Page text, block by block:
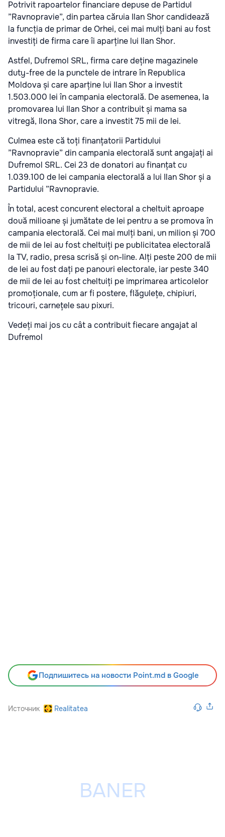
Potrivit rapoartelor financiare depuse de Partidul
”Ravnopravie”, din partea căruia Ilan Shor candidează
la funcția de primar de Orhei, cei mai mulți bani au fost
investiți de firma care îi aparține lui Ilan Shor.
Astfel, Dufremol SRL, firma care deține magazinele
duty-free de la punctele de intrare în Republica
Moldova și care aparține lui Ilan Shor a investit
1.503.000 lei în campania electorală. De asemenea, la
promovarea lui Ilan Shor a contribuit și mama sa
vitregă, Ilona Shor, care a investit 75 mii de lei.
Culmea este că toți finanțatorii Partidului
”Ravnopravie” din campania electorală sunt angajați ai
Dufremol SRL. Cei 23 de donatori au finanțat cu
1.039.100 de lei campania electorală a lui Ilan Shor și a
Partidului ”Ravnopravie.
În total, acest concurent electoral a cheltuit aproape
două milioane și jumătate de lei pentru a se promova în
campania electorală. Cei mai mulți bani, un milion și 700
de mii de lei au fost cheltuiți pe publicitatea electorală
la TV, radio, presa scrisă și on-line. Alți peste 200 de mii
de lei au fost dați pe panouri electorale, iar peste 340
de mii de lei au fost cheltuiți pe imprimarea articolelor
promoționale, cum ar fi postere, flăgulețe, chipiuri,
tricouri, carnețele sau pixuri.
Vedeți mai jos cu cât a contribuit fiecare angajat al
Dufremol
Подпишитесь на новости Point.md в Google
Источник Realitatea